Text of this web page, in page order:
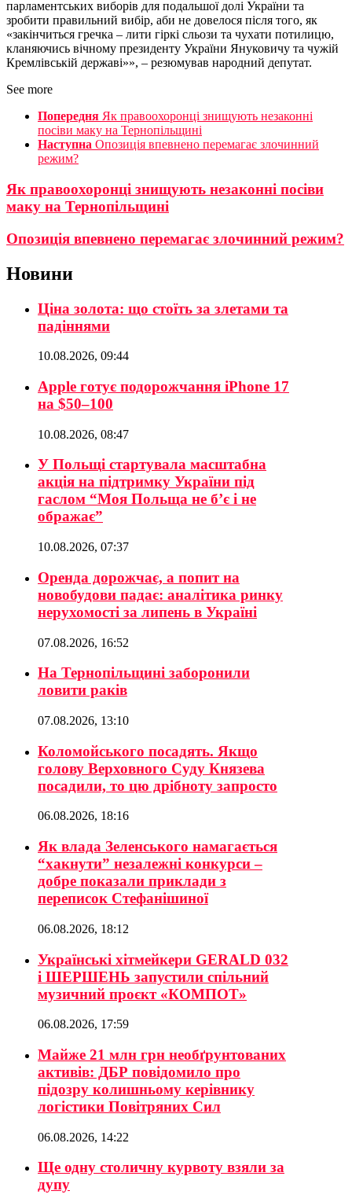
парламентських виборів для подальшої долі України та
зробити правильний вибір, аби не довелося після того, як
«закінчиться гречка – лити гіркі сльози та чухати потилицю,
кланяючись вічному президенту України Януковичу та чужій
Кремлівській державі»», – резюмував народний депутат.
See more
Попередня Як правоохоронці знищують незаконні
посіви маку на Тернопільщині
Наступна Опозиція впевнено перемагає злочинний
режим?
Як правоохоронці знищують незаконні посіви
маку на Тернопільщині
Опозиція впевнено перемагає злочинний режим?
Новини
Ціна золота: що стоїть за злетами та
падіннями
10.08.2026, 09:44
Apple готує подорожчання iPhone 17
на $50–100
10.08.2026, 08:47
У Польщі стартувала масштабна
акція на підтримку України під
гаслом “Моя Польща не б’є і не
ображає”
10.08.2026, 07:37
Оренда дорожчає, а попит на
новобудови падає: аналітика ринку
нерухомості за липень в Україні
07.08.2026, 16:52
На Тернопільщині заборонили
ловити раків
07.08.2026, 13:10
Коломойського посадять. Якщо
голову Верховного Суду Князева
посадили, то цю дрібноту запросто
06.08.2026, 18:16
Як влада Зеленського намагається
“хакнути” незалежні конкурси –
добре показали приклади з
переписок Стефанішиної
06.08.2026, 18:12
Українські хітмейкери GERALD 032
і ШЕРШЕНЬ запустили спільний
музичний проєкт «КОМПОТ»
06.08.2026, 17:59
Майже 21 млн грн необґрунтованих
активів: ДБР повідомило про
підозру колишньому керівнику
логістики Повітряних Сил
06.08.2026, 14:22
Ще одну столичну курвоту взяли за
дупу